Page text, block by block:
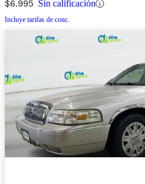
$6,995 Sin calificación
Incluye tarifas de conc.